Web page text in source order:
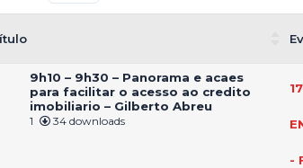
9h10 – 9h30 – Panorama e acaes
para facilitar o acesso ao credito
imobiliario – Gilberto Abreu
1 34 downloads
-